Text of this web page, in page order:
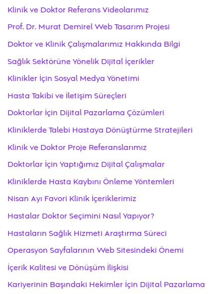
Klinik ve Doktor Referans Videolarımız
Prof. Dr. Murat Demirel Web Tasarım Projesi
Doktor ve Klinik Çalışmalarımız Hakkında Bilgi
Sağlık Sektörüne Yönelik Dijital İçerikler
Klinikler İçin Sosyal Medya Yönetimi
Hasta Takibi ve İletişim Süreçleri
Doktorlar İçin Dijital Pazarlama Çözümleri
Kliniklerde Talebi Hastaya Dönüştürme Stratejileri
Klinik ve Doktor Proje Referanslarımız
Doktorlar İçin Yaptığımız Dijital Çalışmalar
Kliniklerde Hasta Kaybını Önleme Yöntemleri
Nisan Ayı Favori Klinik İçeriklerimiz
Hastalar Doktor Seçimini Nasıl Yapıyor?
Hastaların Sağlık Hizmeti Araştırma Süreci
Operasyon Sayfalarının Web Sitesindeki Önemi
İçerik Kalitesi ve Dönüşüm İlişkisi
Kariyerinin Başındaki Hekimler İçin Dijital Pazarlama